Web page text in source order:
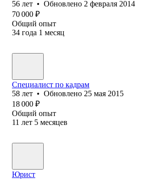
56 лет • Обновлено 2 февраля 2014
70 000 ₽
Общий опыт
34 года 1 месяц
Специалист по кадрам
58 лет • Обновлено 25 мая 2015
18 000 ₽
Общий опыт
11 лет 5 месяцев
Юрист